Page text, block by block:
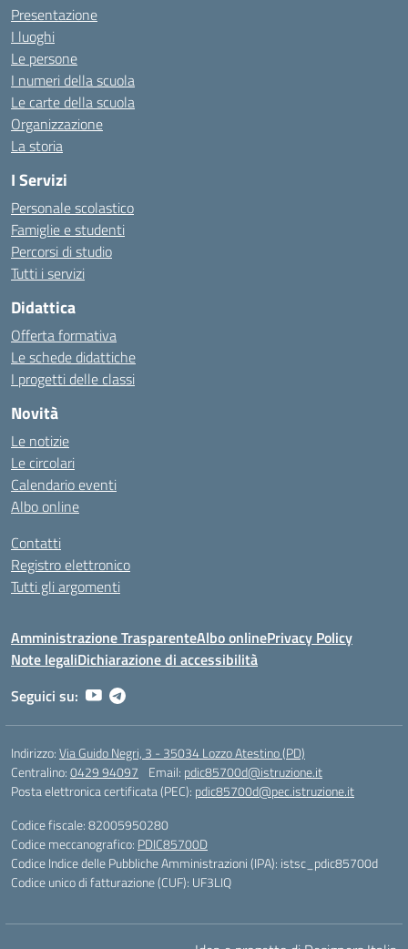
Presentazione
I luoghi
Le persone
I numeri della scuola
Le carte della scuola
Organizzazione
La storia
I Servizi
Personale scolastico
Famiglie e studenti
Percorsi di studio
Tutti i servizi
Didattica
Offerta formativa
Le schede didattiche
I progetti delle classi
Novità
Le notizie
Le circolari
Calendario eventi
Albo online
Contatti
Registro elettronico
Tutti gli argomenti
Amministrazione TrasparenteAlbo onlinePrivacy Policy
Note legaliDichiarazione di accessibilità
Seguici su:
Indirizzo:Via Guido Negri, 3 - 35034 Lozzo Atestino (PD)
Centralino:0429 94097 Email: pdic85700d@istruzione.it
Posta elettronica certificata (PEC): pdic85700d@pec.istruzione.it
Codice fiscale: 82005950280
Codice meccanografico: PDIC85700D
Codice Indice delle Pubbliche Amministrazioni (IPA): istsc_pdic85700d
Codice unico di fatturazione (CUF): UF3LIQ